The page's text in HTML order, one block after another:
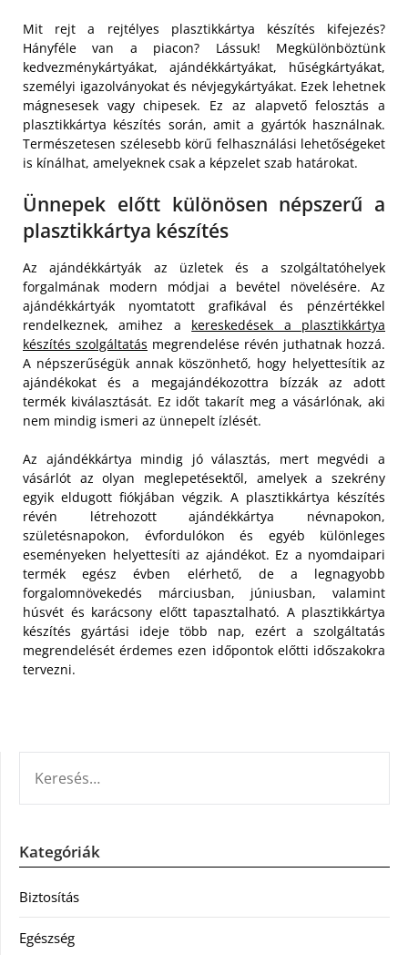
Mit rejt a rejtélyes plasztikkártya készítés kifejezés?
Hányféle van a piacon? Lássuk! Megkülönböztünk
kedvezménykártyákat, ajándékkártyákat, hűségkártyákat,
személyi igazolványokat és névjegykártyákat. Ezek lehetnek
mágnesesek vagy chipesek. Ez az alapvető felosztás a
plasztikkártya készítés során, amit a gyártók használnak.
Természetesen szélesebb körű felhasználási lehetőségeket
is kínálhat, amelyeknek csak a képzelet szab határokat.
Ünnepek előtt különösen népszerű a
plasztikkártya készítés
Az ajándékkártyák az üzletek és a szolgáltatóhelyek
forgalmának modern módjai a bevétel növelésére. Az
ajándékkártyák nyomtatott grafikával és pénzértékkel
rendelkeznek, amihez a kereskedések a plasztikkártya
készítés szolgáltatás megrendelése révén juthatnak hozzá.
A népszerűségük annak köszönhető, hogy helyettesítik az
ajándékokat és a megajándékozottra bízzák az adott
termék kiválasztását. Ez időt takarít meg a vásárlónak, aki
nem mindig ismeri az ünnepelt ízlését.
Az ajándékkártya mindig jó választás, mert megvédi a
vásárlót az olyan meglepetésektől, amelyek a szekrény
egyik eldugott fiókjában végzik. A plasztikkártya készítés
révén létrehozott ajándékkártya névnapokon,
születésnapokon, évfordulókon és egyéb különleges
eseményeken helyettesíti az ajándékot. Ez a nyomdaipari
termék egész évben elérhető, de a legnagyobb
forgalomnövekedés márciusban, júniusban, valamint
húsvét és karácsony előtt tapasztalható. A plasztikkártya
készítés gyártási ideje több nap, ezért a szolgáltatás
megrendelését érdemes ezen időpontok előtti időszakokra
tervezni.
Kategóriák
Biztosítás
Egészség